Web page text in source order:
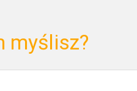
myślisz?